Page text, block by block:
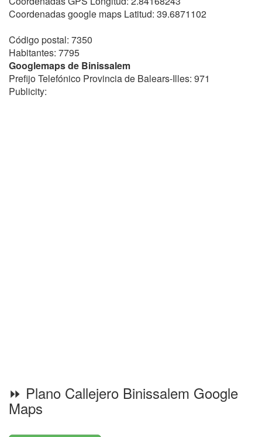
Coordenadas google maps Latitud: 39.6871102
Código postal: 7350
Habitantes: 7795
Googlemaps de Binissalem
Prefijo Telefónico Provincia de Balears-Illes: 971
Publicity:
⏩ Plano Callejero Binissalem Google
Maps